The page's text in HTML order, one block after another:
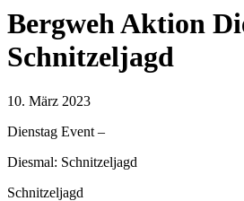
Bergweh Aktion
Schnitzeljagd
10. März 2023
Dienstag Event –
Diesmal: Schnitzeljagd
Schnitzeljagd